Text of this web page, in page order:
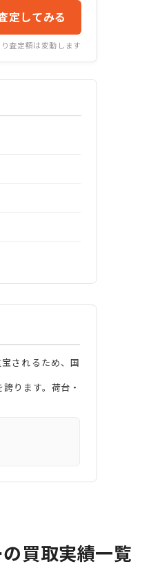
定してみる
査定額は変動します
されるため、国
ります。荷台・
買取実績一覧